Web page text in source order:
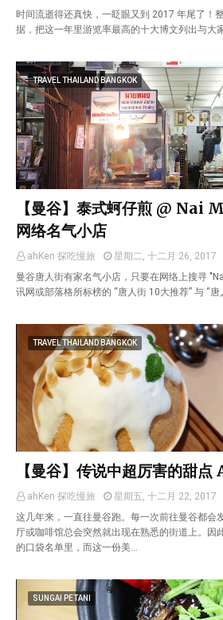
时间流逝得还真快，一眨眼又到 2017 年尾了！
据，把这一年里游览率最高的十大博文列出与大
TRAVEL THAILAND BANGKOK
【曼谷】泰式蚵仔煎 @
网络名气小店
ahKen 探吃慢旅
星期二, 十二月 26, 2017
曼谷唐人街有家名气小店，只要在网络上搜寻
讯网或部落格所标榜的 “唐人街 10大推荐” 与 “
TRAVEL THAILAND BANGKOK
【曼谷】传说中超厉害的甜
ahKen 探吃慢旅
星期五, 十二月 22, 2017
这几年来，一直往曼谷跑。每一次前往曼谷都会
厅或咖啡馆总会突然就出现在熟悉的街道上。因
的口袋名单里，而这一份美…
SUNGAI PETANI